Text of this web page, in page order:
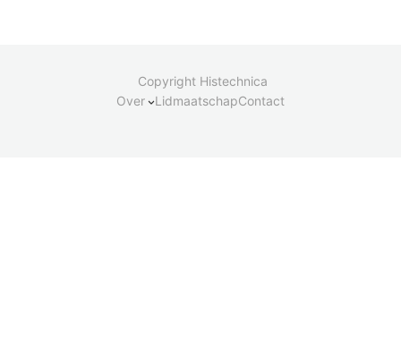
Copyright Histechnica
Over
LidmaatschapContact